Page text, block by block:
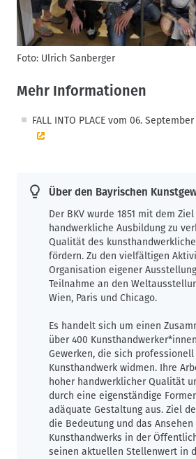
Foto: Ulrich Sanberger
Mehr Informationen
FALL INTO PLACE vom 06.
Über den Bayrischen
Der BKV wurde 1851 mit dem
handwerkliche Ausbildung zu
Qualität des
fördern. Zu den vielfältigen
Organisation eigener
Teilnahme an den
Wien, Paris und Chicago.
Es handelt sich um einen
über 400
Gewerken, die sich
Kunsthandwerk widmen. Ihre
hoher handwerklicher Qualität
durch eine eigenständige
adäquate Gestaltung aus. Ziel
die Bedeutung und das Ansehen
Kunsthandwerks in der
seinen aktuellen Stellenwert in